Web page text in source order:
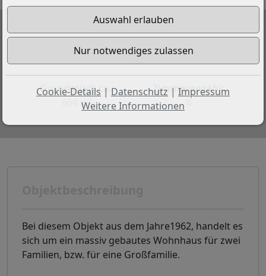
Preis:
Wohnfläche ca.:
Grundstück ca.:
664 m²
Zimmeranzahl:
Bei diesem Objekt aus dem Jahre1962, handelt es
sich um ein massiv gebautes Wohnhaus für zwei
Familien, bzw. für eine Großfamilie.
Cookie-Details | Datenschutz | Impressum
Weitere Informationen